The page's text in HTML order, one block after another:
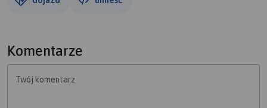
Komentarze
Twój komentarz